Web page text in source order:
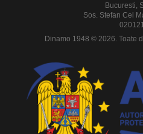
Bucuresti,
Sos. Stefan Cel
020121
Dinamo 1948 © 2026. Toate